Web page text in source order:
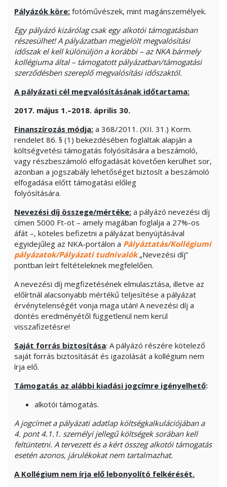
Pályázók köre: fotóművészek, mint magánszemélyek.
Egy pályázó kizárólag csak egy alkotói támogatásban
részesülhet! A pályázatban megjelölt megvalósítási
időszak el kell különüljön a korábbi – az NKA bármely
kollégiuma által – támogatott pályázatban/támogatási
szerződésben szereplő megvalósítási időszaktól.
A pályázati cél megvalósításának időtartama:
2017. május 1.–2018. április 30.
Finanszírozás módja: a 368/2011. (XII. 31.) Korm.
rendelet 86. § (1) bekezdésében foglaltak alapján a
költségvetési támogatás folyósítására a beszámoló,
vagy részbeszámoló elfogadását követően kerülhet sor,
azonban a jogszabály lehetőséget biztosít a beszámoló
elfogadása előtt támogatási előleg
folyósítására.
Nevezési díj összege/mértéke: a pályázó nevezési díj
címen 5000 Ft-ot – amely magában foglalja a 27%-os
áfát –, köteles befizetni a pályázat benyújtásával
egyidejűleg az NKA-portálon a Pályáztatás/Kollégiumi
pályázatok/Pályázati tudnivalók„Nevezési díj”
pontban leírt feltételeknek megfelelően.
A nevezési díj megfizetésének elmulasztása, illetve az
előírtnál alacsonyabb mértékű teljesítése a pályázat
érvénytelenségét vonja maga után! A nevezési díj a
döntés eredményétől függetlenül nem kerül
visszafizetésre!
Saját forrás biztosítása: A pályázó részére kötelező
saját forrás biztosítását és igazolását a kollégium nem
írja elő.
Támogatás az alábbi kiadási jogcímre igényelhető:
alkotói támogatás.
A jogcímet a pályázati adatlap költségkalkulációjában a
4. pont 4.1.1. személyi jellegű költségek sorában kell
feltüntetni. A tervezett és a kért összeg alkotói támogatás
esetén azonos, járulékokat nem tartalmazhat.
A Kollégium nem írja elő lebonyolító felkérését.